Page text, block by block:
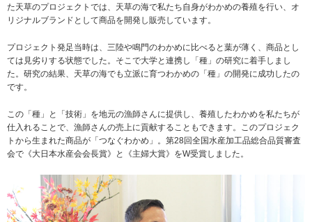
た天草のプロジェクトでは、天草の海で私たち自身がわかめの養殖を行い、オ
リジナルブランドとして商品を開発し販売しています。
プロジェクト発足当時は、三陸や鳴門のわかめに比べると葉が薄く、商品とし
ては見劣りする状態でした。そこで大学と連携し「種」の研究に着手しまし
た。研究の結果、天草の海でも立派に育つわかめの「種」の開発に成功したの
です。
この「種」と「技術」を地元の漁師さんに提供し、養殖したわかめを私たちが
仕入れることで、漁師さんの売上に貢献することもできます。このプロジェク
トから生まれた商品が「つなぐわかめ」。第28回全国水産加工品総合品質審査
会で《大日本水産会会長賞》と《主婦大賞》をW受賞しました。